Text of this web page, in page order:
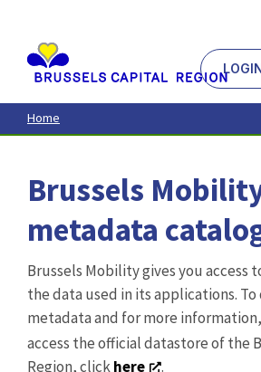
contenu
principal
Home
Brussels
metadata
Brussels Mobility gives you access
the data used in its applications.
metadata and for more
access the official datastore of the
Region, clickhere .